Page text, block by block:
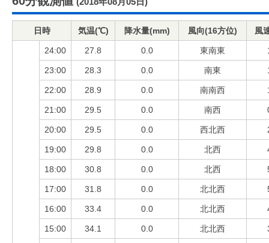
日時 気温(℃) 降水量(mm) 風向(16方位) 風
24:00 27.8 0.0 東南東
23:00 28.3 0.0 南東
22:00 28.9 0.0 南南西
21:00 29.5 0.0 南西
20:00 29.5 0.0 西北西
19:00 29.8 0.0 北西
18:00 30.8 0.0 北西
17:00 31.8 0.0 北北西
16:00 33.4 0.0 北北西
15:00 34.1 0.0 北北西